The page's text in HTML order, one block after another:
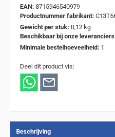
EAN: 8715946540979
Productnummer fabrikant:
Gewicht per stuk: 0,12 kg
Beschikbaar bij onze
Minimale bestelhoeveelheid: 1
Deel dit product via:
Beschrijving